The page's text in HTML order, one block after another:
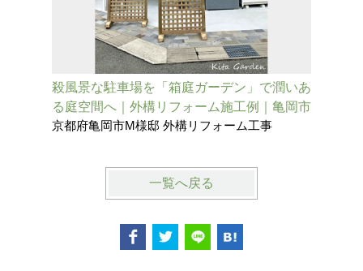
殺風景な駐車場を「箱庭ガーデン」で潤いあ
る庭空間へ｜外構リフォーム施工例｜亀岡市
京都府亀岡市M様邸 外構リフォーム工事
一覧へ戻る